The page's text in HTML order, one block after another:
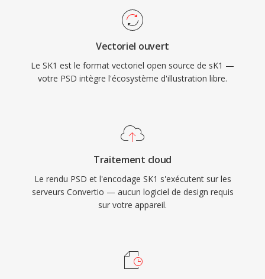
Vectoriel ouvert
Le SK1 est le format vectoriel open source de sK1 —
votre PSD intègre l'écosystème d'illustration libre.
Traitement cloud
Le rendu PSD et l'encodage SK1 s'exécutent sur les
serveurs Convertio — aucun logiciel de design requis
sur votre appareil.